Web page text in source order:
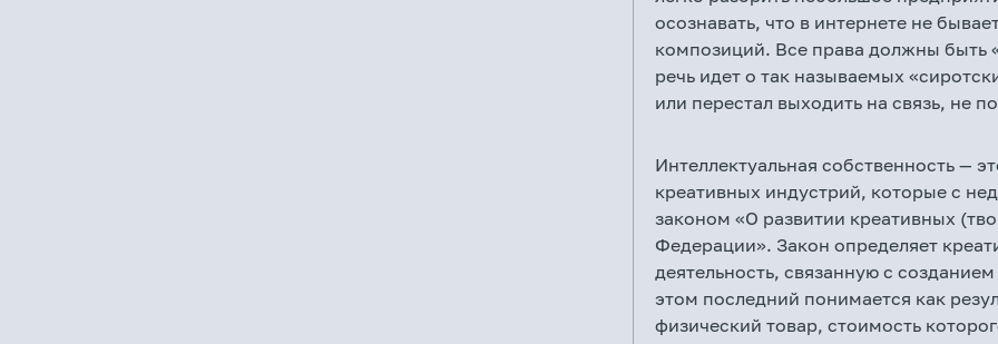
осознавать, что в интернете не
композиций. Все права должны быть
речь идет о так называемых
или перестал выходить на связь, не
Интеллектуальная собственность —
креативных индустрий, которые с
законом «О развитии креативных
Федерации». Закон определяет
деятельность, связанную с
этом последний понимается как
физический товар, стоимость